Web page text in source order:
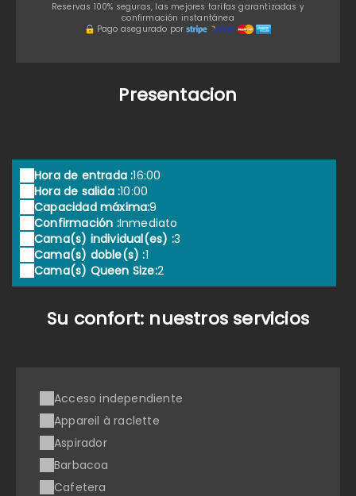
Reservas 100% seguras, las mejores tarifas garantizadas y
confirmación instantánea
Pago asegurado por
Presentacion
Hora de entrada :16:00
Hora de salida :10:00
Capacidad máxima:9
Confirmación :Inmediato
Cama(s) individual(es) :3
Cama(s) doble(s) :1
Cama(s) Queen Size:2
Su confort: nuestros servicios
Acceso independiente
Appareil à raclette
Aspirador
Barbacoa
Cafetera